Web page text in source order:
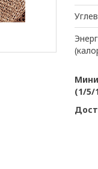
(1/5/